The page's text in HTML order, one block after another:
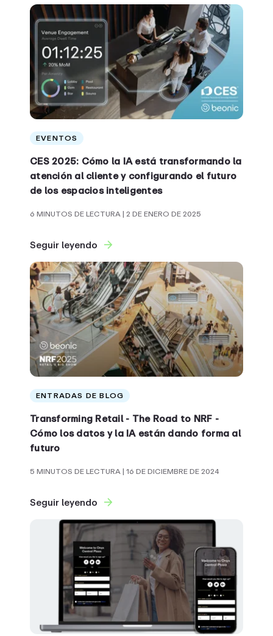
EVENTOS
CES 2025: Cómo la IA está transformando la
atención al cliente y configurando el futuro
de los espacios inteligentes
6 MINUTOS DE LECTURA| 2 DE ENERO DE 2025
Seguir leyendo
ENTRADAS DE BLOG
Transforming Retail - The Road to NRF -
Cómo los datos y la IA están dando forma al
futuro
5 MINUTOS DE LECTURA| 16 DE DICIEMBRE DE 2024
Seguir leyendo